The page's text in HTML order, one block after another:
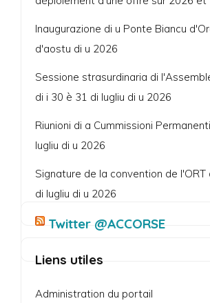
Inaugurazione di u Ponte Biancu
d'aostu di u 2026
Sessione strasurdinaria di
di i 30 è 31 di lugliu di u 2026
Riunioni di a Cummissioni
lugliu di u 2026
Signature de la convention de l'ORT
di lugliu di u 2026
Twitter @ACCORSE
Liens utiles
Administration du portail